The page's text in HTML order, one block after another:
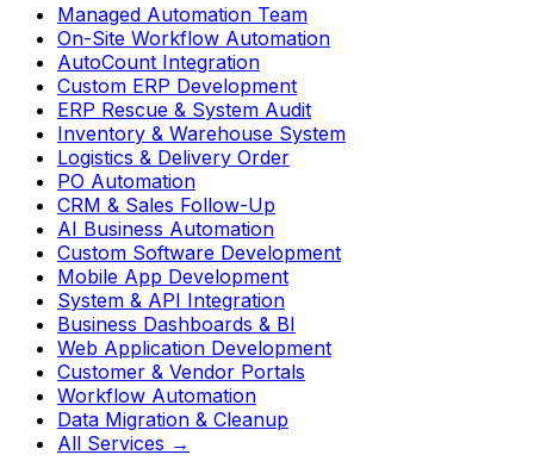
Managed Automation Team
On-Site Workflow Automation
AutoCount Integration
Custom ERP Development
ERP Rescue & System Audit
Inventory & Warehouse System
Logistics & Delivery Order
PO Automation
CRM & Sales Follow-Up
AI Business Automation
Custom Software Development
Mobile App Development
System & API Integration
Business Dashboards & BI
Web Application Development
Customer & Vendor Portals
Workflow Automation
Data Migration & Cleanup
All Services →